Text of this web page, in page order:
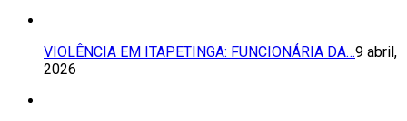
VIOLÊNCIA EM ITAPETINGA: FUNCIONÁRIA DA…9 abril,
2026